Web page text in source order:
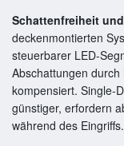
Schattenfreiheit
deckenmontierten
steuerbarer LED-
Abschattungen
kompensiert. Single-
günstiger, erfordern
während des Eingriffs.